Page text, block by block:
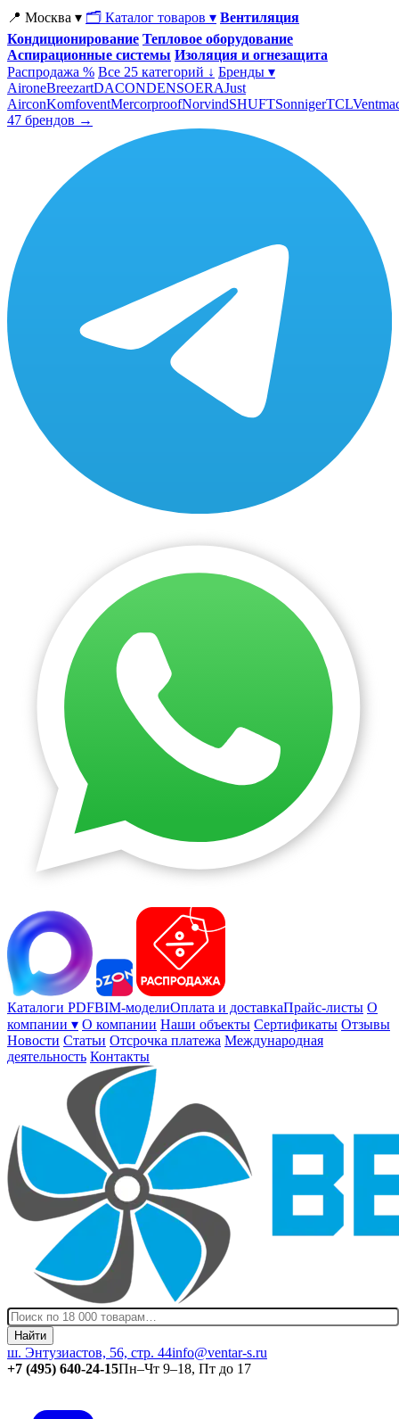
📍 Москва ▾ 🗂 Каталог товаров ▾ Вентиляция
Кондиционирование Тепловое оборудование
Аспирационные системы Изоляция и огнезащита
Распродажа % Все 25 категорий ↓ Бренды ▾
AironeBreezartDACONDENSOERAJust
AirconKomfoventMercorproofNorvindSHUFTSonnigerTCL
47 брендов →
Каталоги PDFBIM-моделиОплата и доставкаПрайс-листы О
компании ▾ О компании Наши объекты Сертификаты Отзывы
Новости Статьи Отсрочка платежа Международная
деятельность Контакты
Найти
ш. Энтузиастов, 56, стр. 44info@ventar-s.ru
+7 (495) 640-24-15Пн–Чт 9–18, Пт до 17